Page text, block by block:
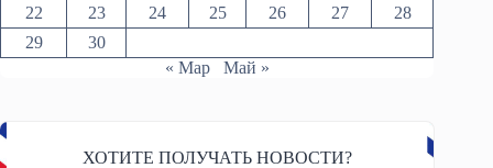
22
23 24 25 26 27
28
29
30
« Мар
Май »
ХОТИТЕ ПОЛУЧАТЬ НОВОСТИ?